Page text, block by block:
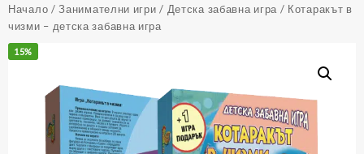
Начало /Занимателни игри / Детска забавна игра / Котаракът в
чизми – детска забавна игра
15%